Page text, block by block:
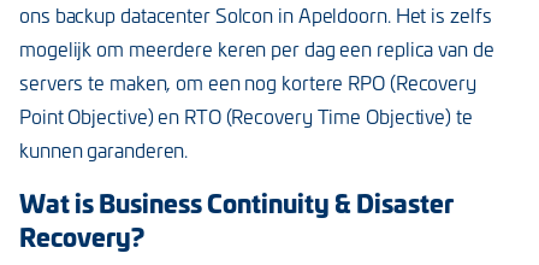
ons backup datacenter Solcon in Apeldoorn. Het is zelfs
mogelijk om meerdere keren per dag een replica van de
servers te maken, om een nog kortere RPO (Recovery
Point Objective) en RTO (Recovery Time Objective) te
kunnen garanderen.
Wat is Business Continuity & Disaster
Recovery?